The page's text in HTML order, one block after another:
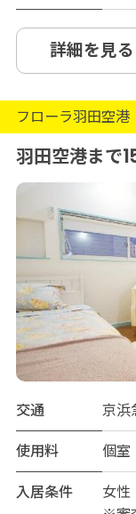
詳細を見る
フローラ羽田空港
羽田空港まで
交通
京浜
使用料
個室
入居条件
女性